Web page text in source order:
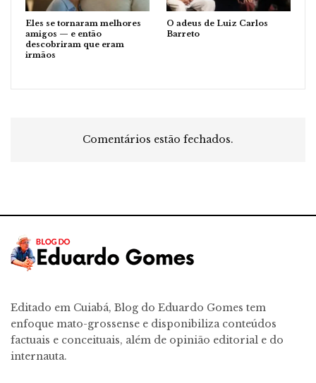
Eles se tornaram melhores
amigos — e então
descobriram que eram
irmãos
O adeus de Luiz Carlos
Barreto
Comentários estão fechados.
Editado em Cuiabá, Blog do Eduardo Gomes tem
enfoque mato-grossense e disponibiliza conteúdos
factuais e conceituais, além de opinião editorial e do
internauta.